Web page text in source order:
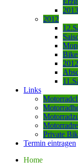
2012
Links
Private
Termin eintragen
Home